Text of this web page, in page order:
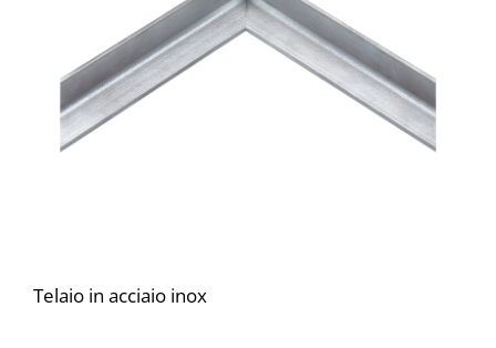
Telaio in acciaio inox